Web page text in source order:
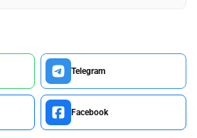
Telegram
Facebook